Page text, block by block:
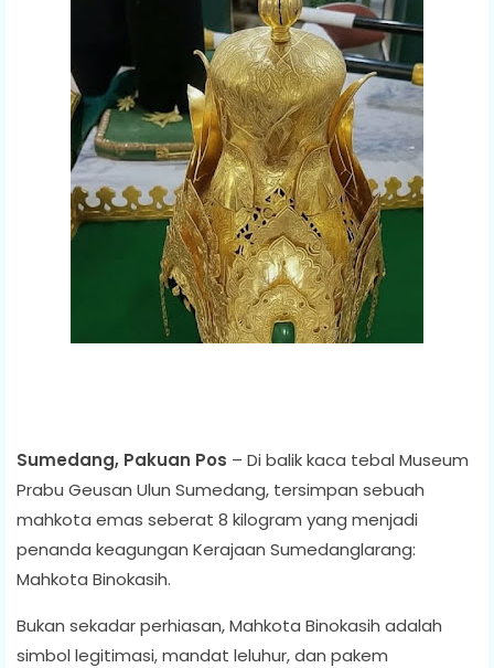
Sumedang, Pakuan Pos – Di balik kaca tebal Museum
Prabu Geusan Ulun Sumedang, tersimpan sebuah
mahkota emas seberat 8 kilogram yang menjadi
penanda keagungan Kerajaan Sumedanglarang:
Mahkota Binokasih.
Bukan sekadar perhiasan, Mahkota Binokasih adalah
simbol legitimasi, mandat leluhur, dan pakem